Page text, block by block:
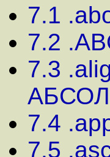
7.1
7.2
7.3
7.4
7.5